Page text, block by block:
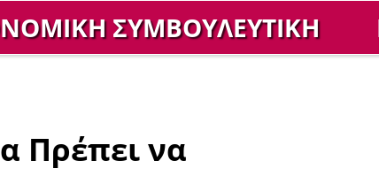
ΣΥΜΒΟΥΛΕΥΤΙΚΗ
Πρέπει να